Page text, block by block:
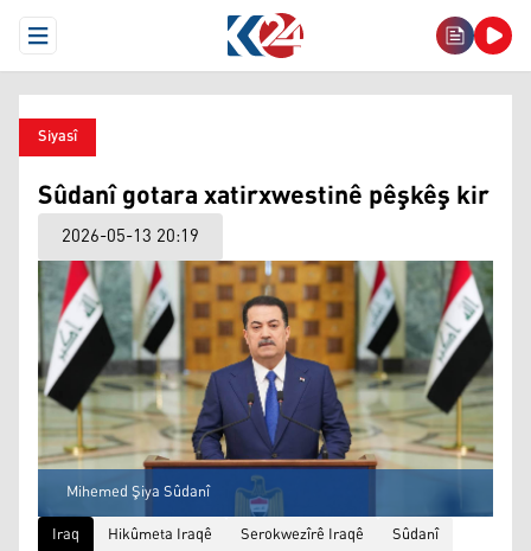
Open Menu
Siyasî
Sûdanî gotara xatirxwestinê pêşkêş kir
2026-05-13 20:19
Mihemed Şiya Sûdanî
Iraq
Hikûmeta Iraqê Serokwezîrê Iraqê Sûdanî